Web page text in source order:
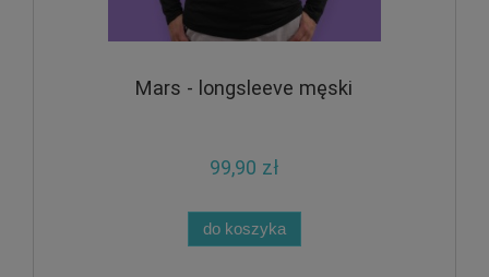
Mars - longsleeve męski
99,90 zł
do koszyka